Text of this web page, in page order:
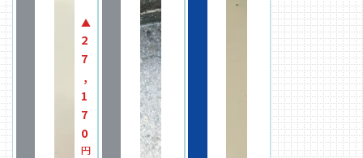
▲
2
7
,
1
7
0
円